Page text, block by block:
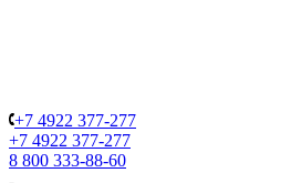
+7 4922 377-277
+7 4922 377-277
8 800 333-88-60